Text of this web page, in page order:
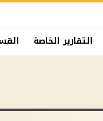
التقارير الخاصة